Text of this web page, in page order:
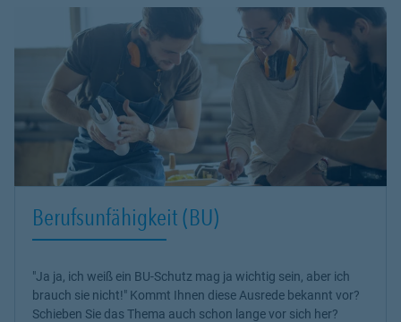
Berufsunfähigkeit (BU)
"Ja ja, ich weiß ein BU-Schutz mag ja wichtig sein, aber ich
brauch sie nicht!" Kommt Ihnen diese Ausrede bekannt vor?
Schieben Sie das Thema auch schon lange vor sich her?